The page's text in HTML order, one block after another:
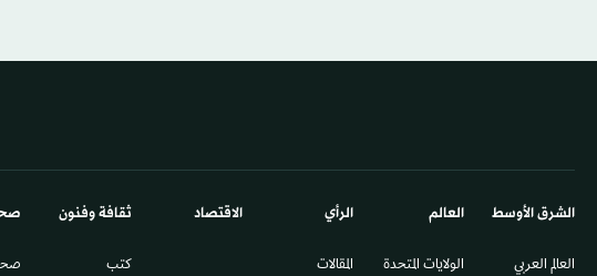
الشرق الأوسط​
العالم العربي
العالم
الولايات المتحدة
الرأي
المقالات
الاقتصاد ثقافة وفنون
كتب